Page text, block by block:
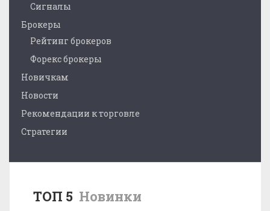
Сигналы
Брокеры
Рейтинг брокеров
Форекс брокеры
Новичкам
Новости
Рекомендации к торговле
Стратегии
ТОП 5 Новинки